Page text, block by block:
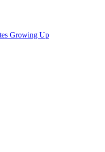
Growing Up